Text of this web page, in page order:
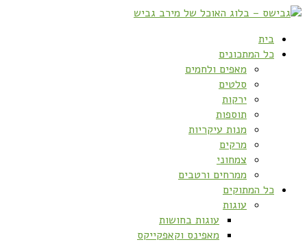
בית
כל המתכונים
מאפים ולחמים
סלטים
ירקות
תוספות
מנות עיקריות
מרקים
צמחוני
ממרחים ורטבים
כל המתוקים
עוגות
עוגות בחושות
מאפינס וקאפקייקס